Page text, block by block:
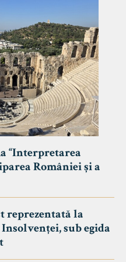
“Interpretarea
României și a
reprezentată la
sub egida